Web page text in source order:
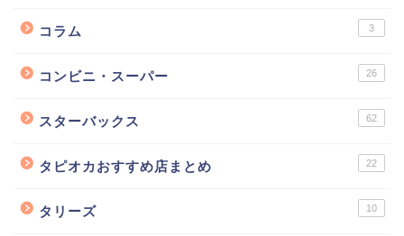
コラム 3
コンビニ・スーパー 26
スターバックス 62
タピオカおすすめ店まとめ 22
タリーズ 10